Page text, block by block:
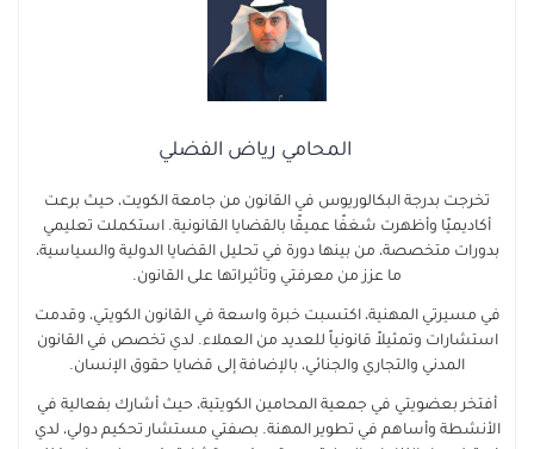
المحامي رياض الفضلي
تخرجت بدرجة البكالوريوس في القانون من جامعة الكويت، حيث برعت
أكاديميًا وأظهرت شغفًا عميقًا بالقضايا القانونية. استكملت تعليمي
بدورات متخصصة، من بينها دورة في تحليل القضايا الدولية والسياسية،
ما عزز من معرفتي وتأثيراتها على القانون.
في مسيرتي المهنية، اكتسبت خبرة واسعة في القانون الكويتي، وقدمت
استشارات وتمثيلاً قانونياً للعديد من العملاء. لدي تخصص في القانون
المدني والتجاري والجنائي، بالإضافة إلى قضايا حقوق الإنسان.
أفتخر بعضويتي في جمعية المحامين الكويتية، حيث أشارك بفعالية في
الأنشطة وأساهم في تطوير المهنة. بصفتي مستشار تحكيم دولي، لدي